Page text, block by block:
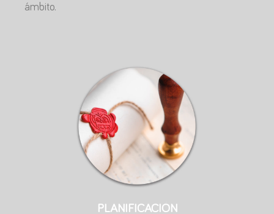
ámbito.
PLANIFICACIÓN